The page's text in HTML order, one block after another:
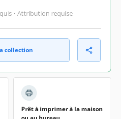
• Attribution requise
collection
Prêt à imprimer à la maison